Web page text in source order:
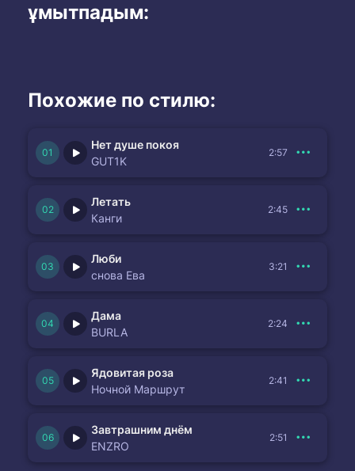
ұмытпадым:
Похожие по стилю:
Нет душе покоя
GUT1K
2:57
Летать
Канги
2:45
Люби
снова Ева
3:21
Дама
BURLA
2:24
Ядовитая роза
Ночной Маршрут
2:41
Завтрашним днём
ENZRO
2:51